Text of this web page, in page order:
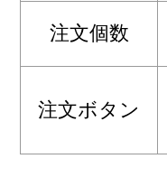
注文個数
注文ボタン